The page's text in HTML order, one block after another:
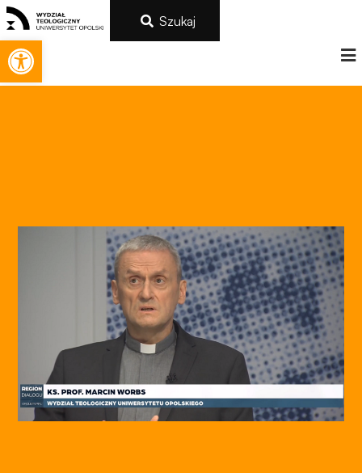
Otwórz pasek narzędzi
Szukaj
Konieczne
Te pliki cookie
nie są
opcjonalne. Są
one potrzebne
funkcjonowania
strony
internetowej.